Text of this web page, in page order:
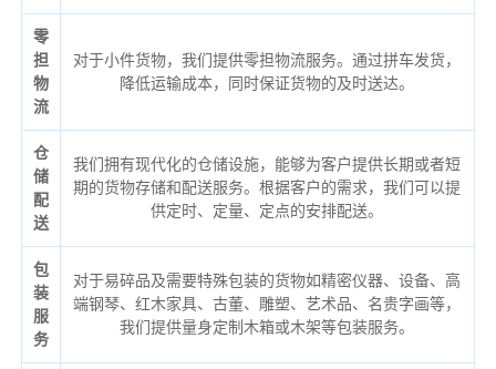
零
担
物
流
对于小件货物，我们提供零担物流服务。通过拼车发货，
降低运输成本，同时保证货物的及时送达。
仓
储
配
送
我们拥有现代化的仓储设施，能够为客户提供长期或者短
期的货物存储和配送服务。根据客户的需求，我们可以提
供定时、定量、定点的安排配送。
包
装
服
务
对于易碎品及需要特殊包装的货物如精密仪器、设备、高
端钢琴、红木家具、古董、雕塑、艺术品、名贵字画等，
我们提供量身定制木箱或木架等包装服务。